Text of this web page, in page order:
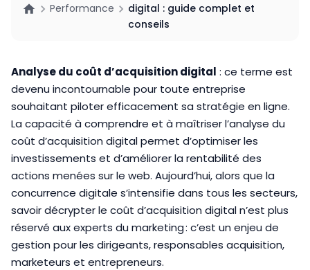
Performance
digital : guide complet et
conseils
Analyse du coût d’acquisition digital : ce terme est
devenu incontournable pour toute entreprise
souhaitant piloter efficacement sa stratégie en ligne.
La capacité à comprendre et à maîtriser l’analyse du
coût d’acquisition digital permet d’optimiser les
investissements et d’améliorer la rentabilité des
actions menées sur le web. Aujourd’hui, alors que la
concurrence digitale s’intensifie dans tous les secteurs,
savoir décrypter le coût d’acquisition digital n’est plus
réservé aux experts du marketing : c’est un enjeu de
gestion pour les dirigeants, responsables acquisition,
marketeurs et entrepreneurs.